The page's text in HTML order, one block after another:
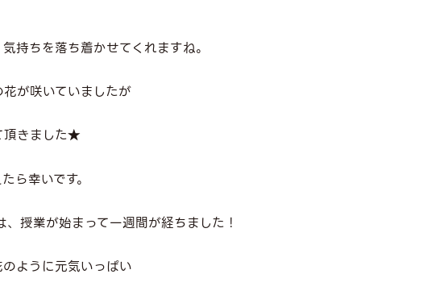
持ちを落ち着かせてくれますね。
が咲いていましたが
頂きました★
ら幸いです。
授業が始まって一週間が経ちました！
ように元気いっぱい